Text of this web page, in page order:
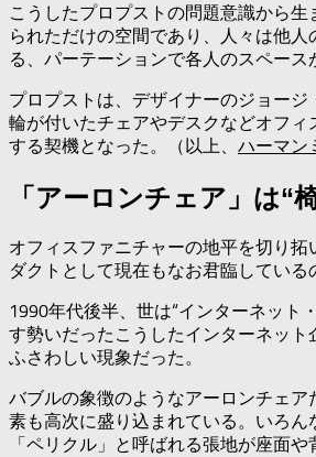
こうしたプロプストの問題意識から
られただけの空間であり、人々は他
る、パーテーションで各人のスペース
プロプストは、デザイナーのジョー
輪が付いたチェアやデスクなどオフ
する契機となった。（以上、 ハーマン
「アーロンチェア」は“
オフィスファニチャーの地平を切り
ダクトとして現在もなお君臨している
1990年代後半、世は“インターネット
す勢いだったこうしたインターネッ
ふさわしい現象だった。
バブルの象徴のようなアーロンチェ
素も高次に盛り込まれている。いろ
「ペリクル」と呼ばれる張地が座面